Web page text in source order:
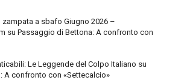
a sbafo Giugno 2026 –
su Passaggio di Bettona: A confronto con
Le Leggende del Colpo Italiano su
A confronto con «Settecalcio»